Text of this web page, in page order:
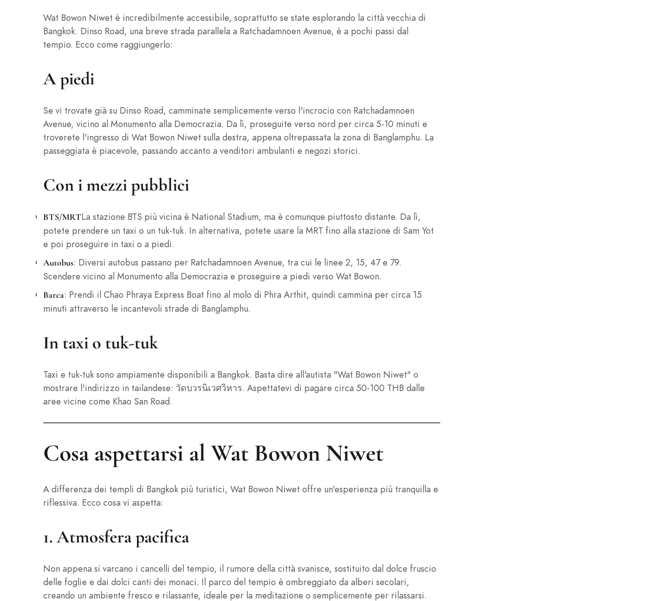
Wat Bowon Niwet è incredibilmente accessibile, soprattutto se state esplorando la città vecchia di
Bangkok. Dinso Road, una breve strada parallela a Ratchadamnoen Avenue, è a pochi passi dal
tempio. Ecco come raggiungerlo:
A piedi
Se vi trovate già su Dinso Road, camminate semplicemente verso l'incrocio con Ratchadamnoen
Avenue, vicino al Monumento alla Democrazia. Da lì, proseguite verso nord per circa 5-10 minuti e
troverete l'ingresso di Wat Bowon Niwet sulla destra, appena oltrepassata la zona di Banglamphu. La
passeggiata è piacevole, passando accanto a venditori ambulanti e negozi storici.
Con i mezzi pubblici
BTS/MRTLa stazione BTS più vicina è National Stadium, ma è comunque piuttosto distante. Da lì,
potete prendere un taxi o un tuk-tuk. In alternativa, potete usare la MRT fino alla stazione di Sam Yot
e poi proseguire in taxi o a piedi.
Autobus: Diversi autobus passano per Ratchadamnoen Avenue, tra cui le linee 2, 15, 47 e 79.
Scendere vicino al Monumento alla Democrazia e proseguire a piedi verso Wat Bowon.
Barca: Prendi il Chao Phraya Express Boat fino al molo di Phra Arthit, quindi cammina per circa 15
minuti attraverso le incantevoli strade di Banglamphu.
In taxi o tuk-tuk
Taxi e tuk-tuk sono ampiamente disponibili a Bangkok. Basta dire all'autista "Wat Bowon Niwet" o
mostrare l'indirizzo in tailandese: วัดบวรนิเวศวิหาร. Aspettatevi di pagare circa 50-100 THB dalle
aree vicine come Khao San Road.
Cosa aspettarsi al Wat Bowon Niwet
A differenza dei templi di Bangkok più turistici, Wat Bowon Niwet offre un'esperienza più tranquilla e
riflessiva. Ecco cosa vi aspetta:
1. Atmosfera pacifica
Non appena si varcano i cancelli del tempio, il rumore della città svanisce, sostituito dal dolce fruscio
delle foglie e dai dolci canti dei monaci. Il parco del tempio è ombreggiato da alberi secolari,
creando un ambiente fresco e rilassante, ideale per la meditazione o semplicemente per rilassarsi.